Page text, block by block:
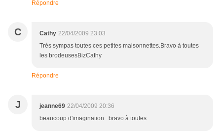
Répondre
C Cathy 22/04/2009 23:03
Très sympas toutes ces petites maisonnettes.Bravo à toutes
les brodeusesBizCathy
Répondre
J jeanne69 22/04/2009 20:36
beaucoup d'imagination bravo à toutes